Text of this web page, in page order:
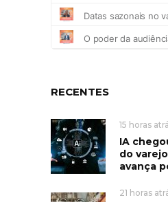
RECENTES
15 horas
IA
do
avança
21 horas